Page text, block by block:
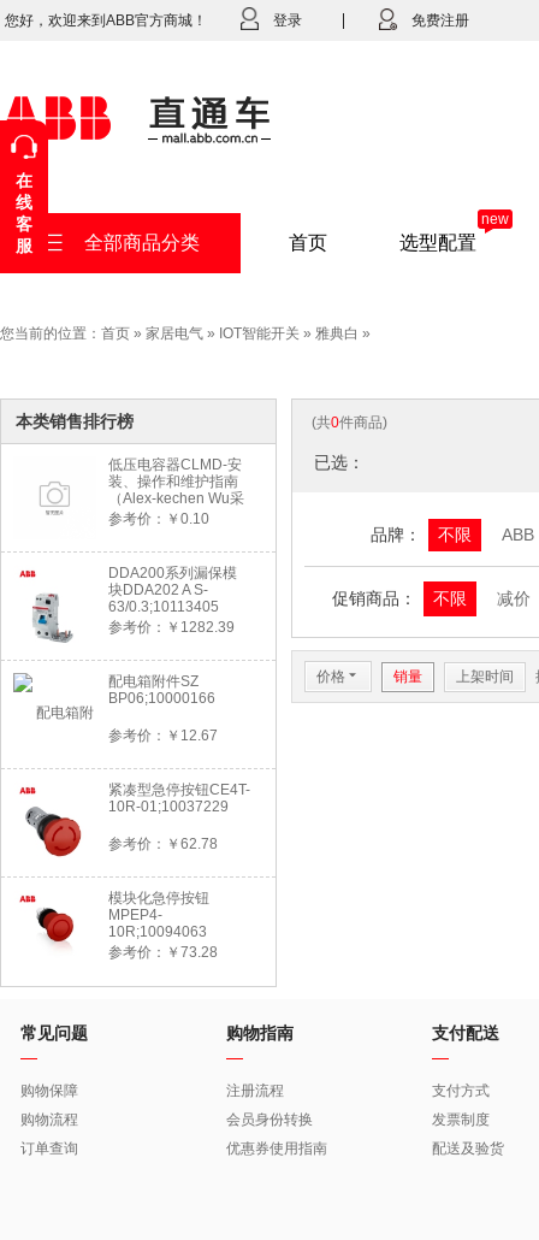
您好，欢迎来到ABB官方商城！ 登录 免费注册
全部商品分类 首页 选型配置
new
您当前的位置： 首页 » 家居电气 » IOT智能开关 » 雅典白 »
本类销售排行榜
低压电容器CLMD-安
装、操作和维护指南
（Alex-kechen Wu采
购）-2022年版
参考价：￥0.10
DDA200系列漏保模
块DDA202 A S-
63/0.3;10113405
参考价：￥1282.39
配电箱附件SZ
BP06;10000166
参考价：￥12.67
紧凑型急停按钮CE4T-
10R-01;10037229
参考价：￥62.78
模块化急停按钮
MPEP4-
10R;10094063
参考价：￥73.28
(共0件商品)
已选：
品牌： 不限 ABB
促销商品： 不限 减价
价格 6 销量 上架时间
常见问题
购物保障
购物流程
订单查询
购物指南
注册流程
会员身份转换
优惠券使用指南
支付配送
支付方式
发票制度
配送及验货
在
线
客
服